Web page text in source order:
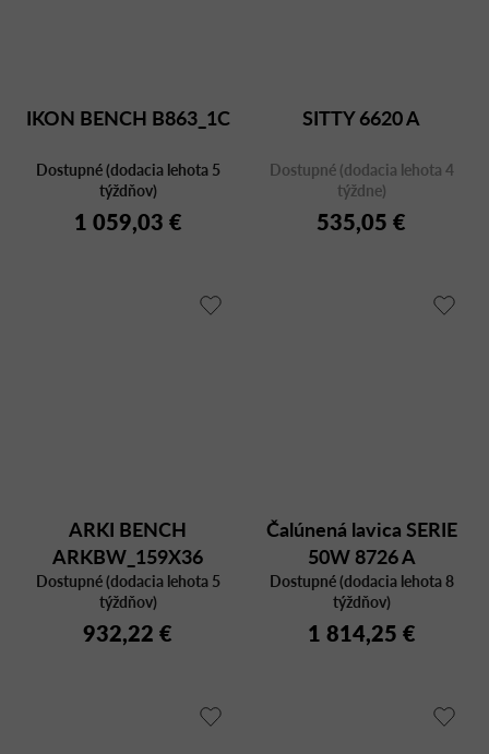
IKON BENCH B863_1C
Dostupné (dodacia lehota 5
týždňov)
1 059,03 €
SITTY 6620 A
Dostupné (dodacia lehota 4
týždne)
535,05 €
ARKI BENCH
ARKBW_159X36
Dostupné (dodacia lehota 5
týždňov)
932,22 €
Čalúnená lavica SERIE
50W 8726 A
Dostupné (dodacia lehota 8
týždňov)
1 814,25 €